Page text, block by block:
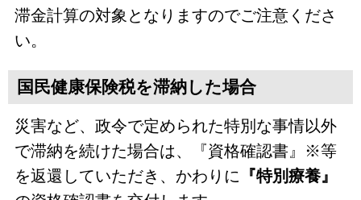
滞金計算の対象となりますのでご注意くださ
い。
国民健康保険税を滞納した場合
災害など、政令で定められた特別な事情以外
で滞納を続けた場合は、『資格確認書』※等
を返還していただき、かわりに 『特別療養』